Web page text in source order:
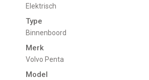
Elektrisch
Type
Binnenboord
Merk
Volvo Penta
Model